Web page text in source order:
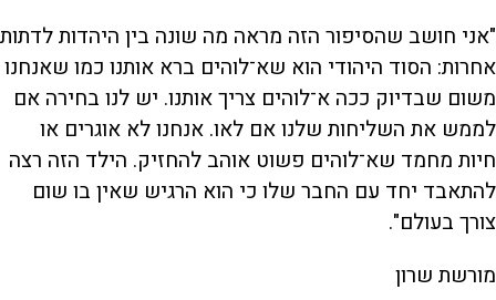
"אני חושב שהסיפור הזה מראה מה שונה בין היהדות לדתות
אחרות: הסוד היהודי הוא שא־לוהים ברא אותנו כמו שאנחנו
משום שבדיוק ככה א־לוהים צריך אותנו. יש לנו בחירה אם
לממש את השליחות שלנו אם לאו. אנחנו לא אוגרים או
חיות מחמד שא־לוהים פשוט אוהב להחזיק. הילד הזה רצה
להתאבד יחד עם החבר שלו כי הוא הרגיש שאין בו שום
צורך בעולם".
מורשת שרון